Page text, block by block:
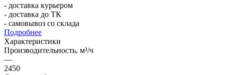
- доставка курьером
- доставка до ТК
- самовывоз со склада
Подробнее
Характеристики
Производительность, м³/ч
—
2450